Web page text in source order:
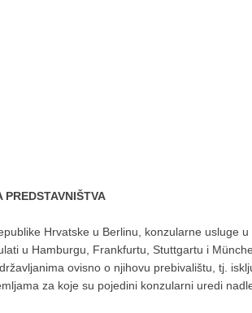
Hrvatske u Berlinu, konzularne usluge
u Hamburgu, Frankfurtu, Stuttgartu i
ovisno o njihovu prebivalištu, tj.
za koje su pojedini konzularni uredi